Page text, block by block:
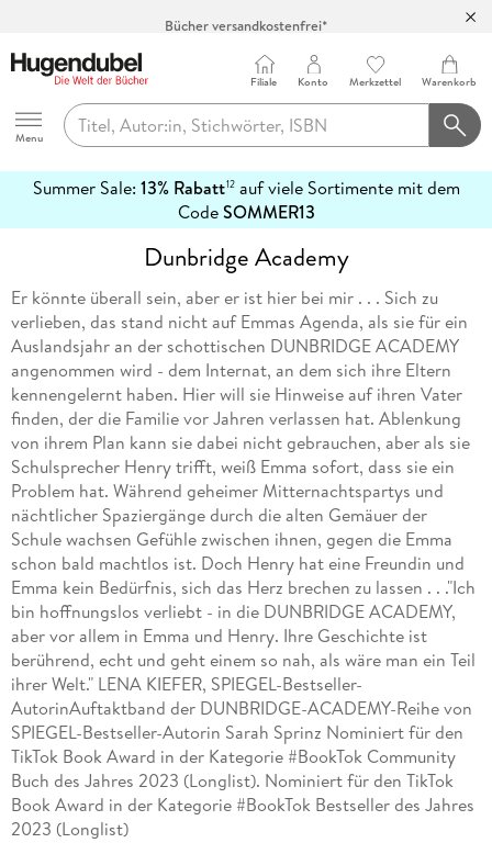
Abholung in über 100 Filialen
Hugendubel
Menu
Filiale Konto Merkzettel Warenkorb
Summer Sale: 13% Rabatt12auf viele Sortimente mit dem
CodeSOMMER13
erfahren
Dunbridge Academy
Er könnte überall sein, aber er ist hier bei mir . . . Sich zu
verlieben, das stand nicht auf Emmas Agenda, als sie für ein
Auslandsjahr an der schottischen DUNBRIDGE ACADEMY
angenommen wird - dem Internat, an dem sich ihre Eltern
kennengelernt haben. Hier will sie Hinweise auf ihren Vater
finden, der die Familie vor Jahren verlassen hat. Ablenkung
von ihrem Plan kann sie dabei nicht gebrauchen, aber als sie
Schulsprecher Henry trifft, weiß Emma sofort, dass sie ein
Problem hat. Während geheimer Mitternachtspartys und
nächtlicher Spaziergänge durch die alten Gemäuer der
Schule wachsen Gefühle zwischen ihnen, gegen die Emma
schon bald machtlos ist. Doch Henry hat eine Freundin und
Emma kein Bedürfnis, sich das Herz brechen zu lassen . . ."Ich
bin hoffnungslos verliebt - in die DUNBRIDGE ACADEMY,
aber vor allem in Emma und Henry. Ihre Geschichte ist
berührend, echt und geht einem so nah, als wäre man ein Teil
ihrer Welt." LENA KIEFER, SPIEGEL-Bestseller-
AutorinAuftaktband der DUNBRIDGE-ACADEMY-Reihe von
SPIEGEL-Bestseller-Autorin Sarah Sprinz Nominiert für den
TikTok Book Award in der Kategorie #BookTok Community
Buch des Jahres 2023 (Longlist). Nominiert für den TikTok
Book Award in der Kategorie #BookTok Bestseller des Jahres
2023 (Longlist)